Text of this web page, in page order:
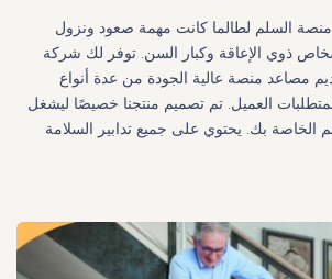
السلم لطالما كانت مهمة صعود ونزول
ذوي الإعاقة وكبار السن. توفر لك شركة
مصاعد منصة عالية الجودة من عدة أنواع
لمتطلبات العميل. تم تصميم منتجنا خصيصًا ليشغل
الخاصة بك. يحتوي على جميع تدابير السلامة